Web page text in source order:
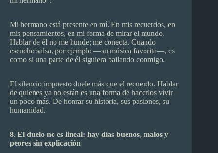
Mi hermano está presente en mí. En mis recuerdos, en
mis pensamientos, en mi forma de mirar el mundo.
Hablar de él no me hunde; me conecta. Cuando
escucho salsa, por ejemplo —su música favorita—, es
como si una parte de él siguiera bailando conmigo.
El silencio impuesto duele más que el recuerdo. Hablar
de quienes ya no están es una forma de hacerlos vivir
un poco más. De honrar su historia, sus pasiones, su
humanidad.
8. El duelo no es lineal: hay días buenos, malos y
peores sin explicación